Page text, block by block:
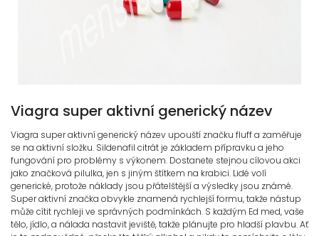
Viagra super aktivní generický název
Viagra super aktivní generický název upouští značku fluff a zaměřuje
se na aktivní složku. Sildenafil citrát je základem přípravku a jeho
fungování pro problémy s výkonem. Dostanete stejnou cílovou akci
jako značková pilulka, jen s jiným štítkem na krabici. Lidé volí
generické, protože náklady jsou přátelštější a výsledky jsou známé.
Super aktivní značka obvykle znamená rychlejší formu, takže nástup
může cítit rychleji ve správných podmínkách. S každým Ed med, vaše
tělo, jídlo, a nálada nastavit jeviště, takže plánujte pro hladší plavbu. Ať